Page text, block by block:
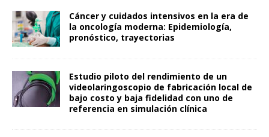
Cáncer y cuidados intensivos en la era de
la oncología moderna: Epidemiología,
pronóstico, trayectorias
Estudio piloto del rendimiento de un
videolaringoscopio de fabricación local de
bajo costo y baja fidelidad con uno de
referencia en simulación clínica